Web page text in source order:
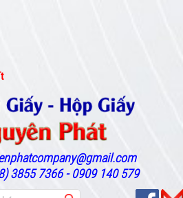
3855 7366 - 0909 140 579